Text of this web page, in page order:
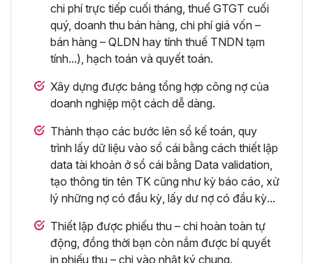
chi phí trực tiếp cuối tháng, thuế GTGT cuối
quý, doanh thu bán hàng, chi phí giá vốn –
bán hàng – QLDN hay tính thuế TNDN tạm
tính...), hạch toán và quyết toán.
Xây dựng được bảng tổng hợp công nợ của
doanh nghiệp một cách dễ dàng.
Thành thạo các bước lên sổ kế toán, quy
trình lấy dữ liệu vào sổ cái bằng cách thiết lập
data tài khoản ở sổ cái bằng Data validation,
tạo thông tin tên TK cũng như kỳ báo cáo, xử
lý những nợ có đầu kỳ, lấy dư nợ có đầu kỳ...
Thiết lập được phiếu thu – chi hoàn toàn tự
động, đồng thời bạn còn nắm được bí quyết
in phiếu thu – chi vào nhật ký chung.